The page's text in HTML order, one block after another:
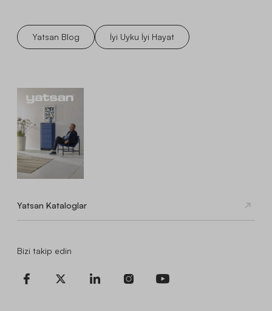
Yatsan Blog İyi Uyku İyi Hayat
Yatsan Kataloglar
Bizi takip edin